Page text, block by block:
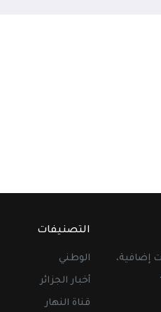
إضافية،
التصنيفات
الوطني
أخبار الجزائر
قناة النهار